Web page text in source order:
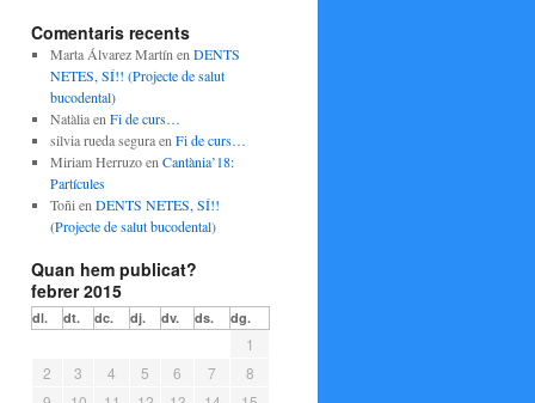
Comentaris recents
Marta Álvarez Martín en DENTS
NETES, SÍ!! (Projecte de salut
bucodental)
Natàliaen Fi de curs…
silvia rueda seguraen Fi de curs…
Miriam Herruzoen Cantània’18:
Partícules
Toñi en DENTS NETES, SÍ!!
(Projecte de salut bucodental)
Quan hem publicat?
febrer 2015
dl. dt. dc. dj. dv. ds. dg.
1
2
3 4 5 6 7
8